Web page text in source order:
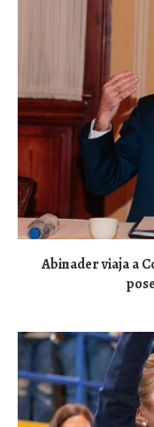
Abinader viaja a